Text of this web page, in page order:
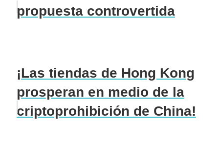
propuesta controvertida
¡Las tiendas de Hong Kong
prosperan en medio de la
criptoprohibición de China!